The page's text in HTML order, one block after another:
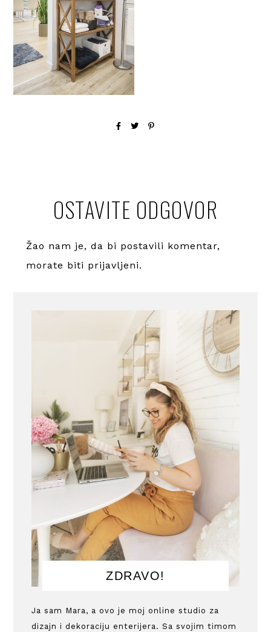
OSTAVITE ODGOVOR
Žao nam je, da bi postavili komentar,
morate biti prijavljeni.
ZDRAVO!
Ja sam Mara, a ovo je moj online studio za
dizajn i dekoraciju enterijera. Sa svojim timom